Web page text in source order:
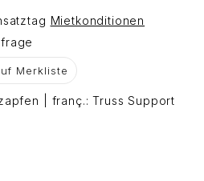
Mietkonditionen
Merkliste
| franç.: Truss Support